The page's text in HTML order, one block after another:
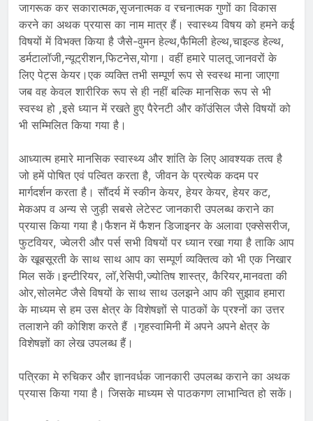
जागरूक कर सकारात्मक,सृजनात्मक व रचनात्मक गुणों का विकास
करने का अथक प्रयास का नाम मात्र हैं। स्वास्थ्य विषय को हमने कई
विषयों में विभक्त किया है जैसे-वुमन हेल्थ,फैमिली हेल्थ,चाइल्ड हेल्थ,
डर्मटालॉजी,न्यूट्रीशन,फिटनेस,योगा। वहीं हमारे पालतू जानवरों के
लिए पेट्स केयर।एक व्यक्ति तभी सम्पूर्ण रूप से स्वस्थ माना जाएगा
जब वह केवल शारीरिक रूप से ही नहीं बल्कि मानसिक रूप से भी
स्वस्थ हो ,इसे ध्यान में रखते हुए पैरेनटी और कॉउंसिल जैसे विषयों को
भी सम्मिलित किया गया है।
आध्यात्म हमारे मानसिक स्वास्थ्य और शांति के लिए आवश्यक तत्व है
जो हमें पोषित एवं पल्वित करता है, जीवन के प्रत्येक कदम पर
मार्गदर्शन करता है। सौंदर्य में स्कीन केयर, हेयर केयर, हेयर कट,
मेकअप व अन्य से जुड़ी सबसे लेटेस्ट जानकारी उपलब्ध कराने का
प्रयास किया गया है।फैशन में फैशन डिजाइनर के अलावा एक्सेसरीज,
फुटवियर, ज्वेलरी और पर्स सभी विषयों पर ध्यान रखा गया है ताकि आप
के खूबसूरती के साथ साथ आप का सम्पूर्ण व्यक्तित्व को भी एक निखार
मिल सकें।इन्टीरियर, लॉ,रेसिपी,ज्योतिष शास्त्र, कैरियर,मानवता की
ओर,सोलमेट जैसे विषयों के साथ साथ उलझने आप की सुझाव हमारा
के माध्यम से हम उस क्षेत्र के विशेषज्ञों से पाठकों के प्रश्नों का उत्तर
तलाशने की कोशिश करते हैं ।गृहस्वामिनी में अपने अपने क्षेत्र के
विशेषज्ञों का लेख उपलब्ध हैं।
पत्रिका मे रुचिकर और ज्ञानवर्धक जानकारी उपलब्ध कराने का अथक
प्रयास किया गया है। जिसके माध्यम से पाठकगण लाभान्वित हो सकें।